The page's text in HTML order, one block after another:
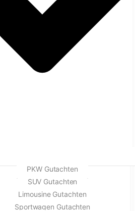
PKW Gutachten
SUV Gutachten
Limousine Gutachten
Sportwagen Gutachten